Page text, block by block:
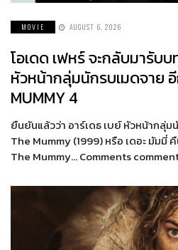
MOVIE AUGUST 6, 2026
โอเดด เฟหร์ จะกลับมารับบ
หัวหน้ากลุ่มนักรบเมดจาย
MUMMY 4
ยืนยันแล้วว่า อาร์เดธ เบย์ หัวหน้ากลุ่
The Mummy (1999) หรือ เดอะ มัมมี่
The Mummy… Comments